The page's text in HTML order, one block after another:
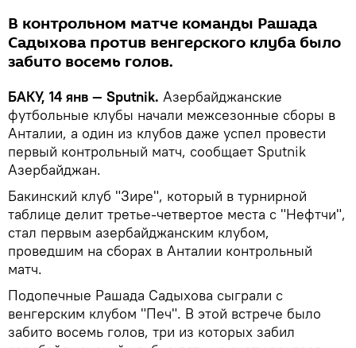
В контрольном матче команды Рашада
Садыхова против венгерского клуба было
забито восемь голов.
БАКУ, 14 янв — Sputnik. Азербайджанские
футбольные клубы начали межсезонные сборы в
Анталии, а один из клубов даже успел провести
первый контрольный матч, сообщает Sputnik
Азербайджан.
Бакинский клуб "Зире", который в турнирной
таблице делит третье-четвертое места с "Нефтчи",
стал первым азербайджанским клубом,
проведшим на сборах в Анталии контрольный
матч.
Подопечные Рашада Садыхова сыграли с
венгерским клубом "Печ". В этой встрече было
забито восемь голов, три из которых забил